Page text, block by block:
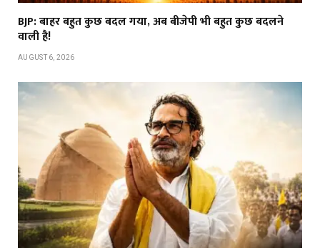
BJP: बाहर बहुत कुछ बदल गया, अब बीजेपी भी बहुत कुछ बदलने
वाली है!
AUGUST 6, 2026